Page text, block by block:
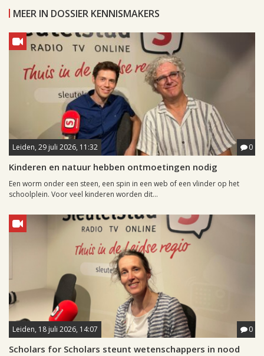
MEER IN DOSSIER KENNISMAKERS
Leiden, 29 juli 2026, 11:32 0
Kinderen en natuur hebben ontmoetingen nodig
Een worm onder een steen, een spin in een web of een vlinder op het
schoolplein. Voor veel kinderen worden dit...
Leiden, 18 juli 2026, 14:07 0
Scholars for Scholars steunt wetenschappers in nood